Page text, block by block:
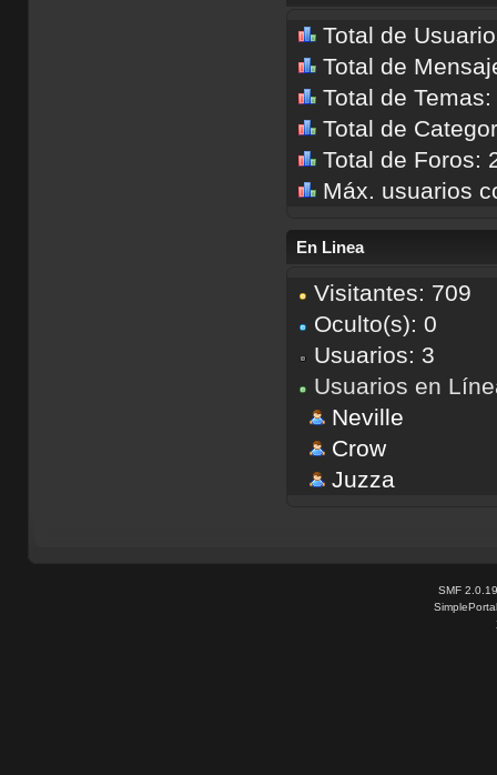
Total de
Total de
Total de Temas:
Total de
Total de Foros:
Máx. usuarios
En Linea
Visitantes: 709
Oculto(s): 0
Usuarios: 3
Usuarios en
Neville
Crow
Juzza
SMF 2.0.19